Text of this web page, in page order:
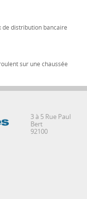
de distribution bancaire
sur une chaussée
3 à 5 Rue Paul
Bert
92100